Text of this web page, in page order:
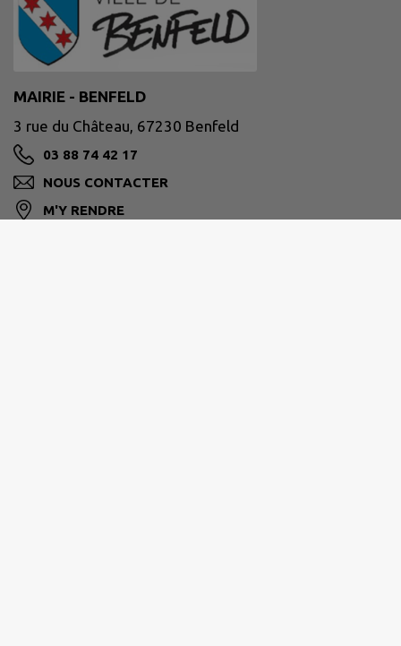
MAIRIE - BENFELD
3 rue du Château, 67230 Benfeld
03 88 74 42 17
NOUS CONTACTER
M'Y RENDRE